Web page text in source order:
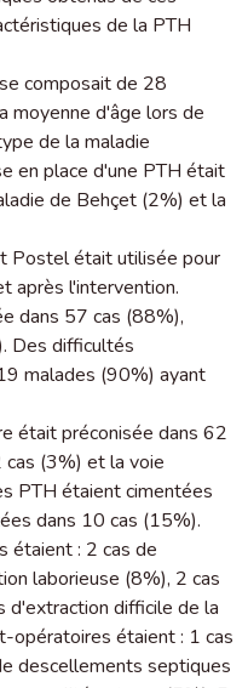
de la PTH
composait de 28
moyenne d'âge lors de
de la maladie
en place d'une PTH était
de Behçet (2%) et la
Postel était utilisée pour
après l'intervention.
dans 57 cas (88%),
Des difficultés
malades (90%) ayant
était préconisée dans 62
(3%) et la voie
PTH étaient cimentées
dans 10 cas (15%).
étaient : 2 cas de
laborieuse (8%), 2 cas
difficile de la
opératoires étaient : 1 cas
descellements septiques